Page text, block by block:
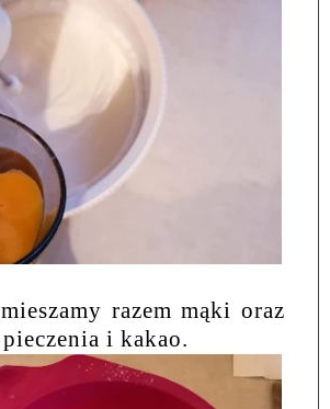
razem mąki oraz
i kakao.